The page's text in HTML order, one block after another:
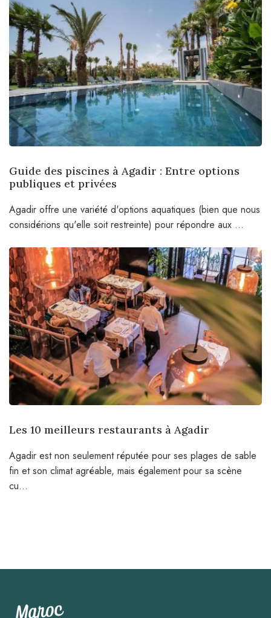
Guide des piscines à Agadir : Entre options
publiques et privées
Agadir offre une variété d'options aquatiques (bien que nous
considérions qu'elle soit restreinte) pour répondre aux ...
Les 10 meilleurs restaurants à Agadir
Agadir est non seulement réputée pour ses plages de sable
fin et son climat agréable, mais également pour sa scène
cu...